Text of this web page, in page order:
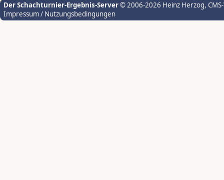
Der Schachturnier-Ergebnis-Server© 2006-2026 Heinz Herzog,
Impressum / Nutzungsbedingungen